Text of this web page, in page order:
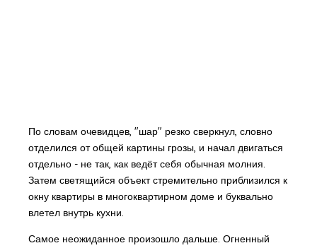
По словам очевидцев, "шар" резко сверкнул, словно
отделился от общей картины грозы, и начал двигаться
отдельно - не так, как ведёт себя обычная молния.
Затем светящийся объект стремительно приблизился к
окну квартиры в многоквартирном доме и буквально
влетел внутрь кухни.
Самое неожиданное произошло дальше. Огненный